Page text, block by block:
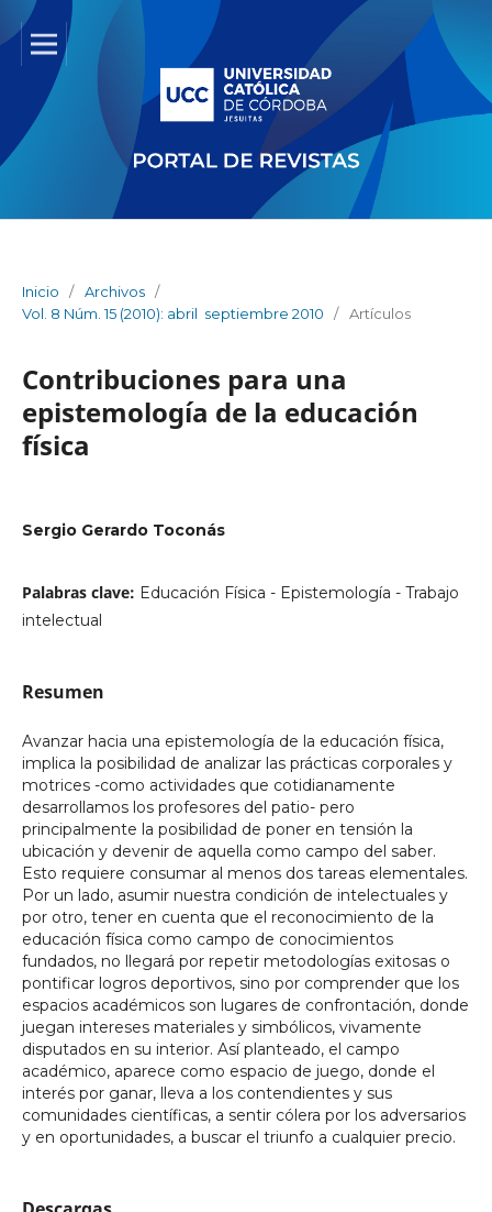
Inicio / Archivos /
Vol. 8 Núm. 15 (2010): abril  septiembre 2010
/ Artículos
Contribuciones para una
epistemología de la educación
física
Sergio Gerardo Toconás
Palabras clave: Educación Física - Epistemología - Trabajo
intelectual
Resumen
Avanzar hacia una epistemología de la educación física,
implica la posibilidad de analizar las prácticas corporales y
motrices -como actividades que cotidianamente
desarrollamos los profesores del patio- pero
principalmente la posibilidad de poner en tensión la
ubicación y devenir de aquella como campo del saber.
Esto requiere consumar al menos dos tareas elementales.
Por un lado, asumir nuestra condición de intelectuales y
por otro, tener en cuenta que el reconocimiento de la
educación física como campo de conocimientos
fundados, no llegará por repetir metodologías exitosas o
pontificar logros deportivos, sino por comprender que los
espacios académicos son lugares de confrontación, donde
juegan intereses materiales y simbólicos, vivamente
disputados en su interior. Así planteado, el campo
académico, aparece como espacio de juego, donde el
interés por ganar, lleva a los contendientes y sus
comunidades científicas, a sentir cólera por los adversarios
y en oportunidades, a buscar el triunfo a cualquier precio.